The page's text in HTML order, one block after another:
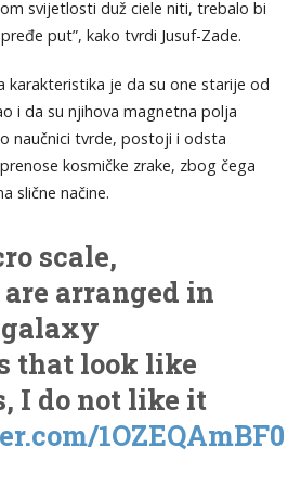
svijetlosti duž ciele niti, trebalo bi
put”, kako tvrdi Jusuf-Zade.
karakteristika je da su one starije od
i da su njihova magnetna polja
naučnici tvrde, postoji i odsta
kosmičke zrake, zbog čega
slične načine.
scale,
arranged in
that look like
I do not like it
1OZEQAmBF0